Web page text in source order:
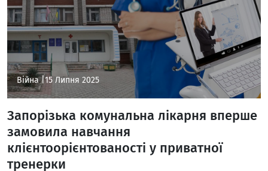
Війна |15 Липня 2025
Запорізька комунальна лікарня вперше
замовила навчання
клієнтоорієнтованості у приватної
тренерки